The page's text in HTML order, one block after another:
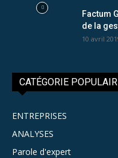
Factum
de la
10 avril
CATÉGORIE
ENTREPRISES
ANALYSES
Parole d'expert